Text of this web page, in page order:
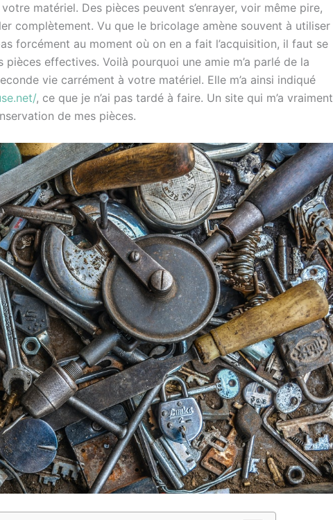
matériel. Des pièces peuvent s’enrayer, voir même pire,
complètement. Vu que le bricolage amène souvent à utiliser
forcément au moment où on en a fait l’acquisition, il faut se
effectives. Voilà pourquoi une amie m’a parlé de la
vie carrément à votre matériel. Elle m’a ainsi indiqué
, ce que je n’ai pas tardé à faire. Un site qui m’a vraiment
de mes pièces.